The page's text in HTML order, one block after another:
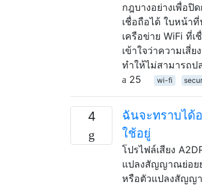
กฎบางอย่างเพื่อ
เชื่อถือได้ ใบหน้า
เครือข่าย WiFi ที่
เข้าใจว่าความเสี่
ทำให้ไม่สามารถ
25
wi-fi
4
ฉันจะทราบได้
ใช้อยู่
โปรไฟล์เสียง
แปลงสัญญาณย่อย
หรือตัวแปลงสัญญ